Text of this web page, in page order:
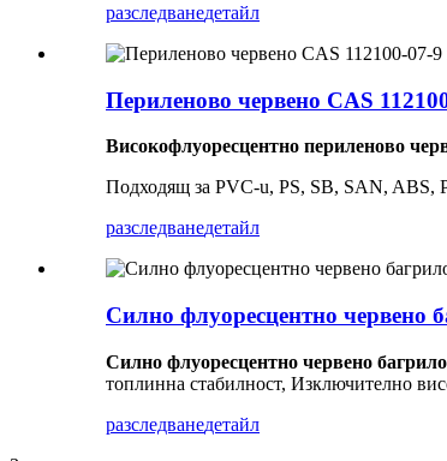
разследванедетайл
Периленово червено CAS
Високофлуоресцентно периленово
Подходящ за PVC-u, PS, SB, SAN, ABS,
разследванедетайл
Силно флуоресцентно червено
Силно флуоресцентно червено багрило
топлинна стабилност, Изключително
разследванедетайл